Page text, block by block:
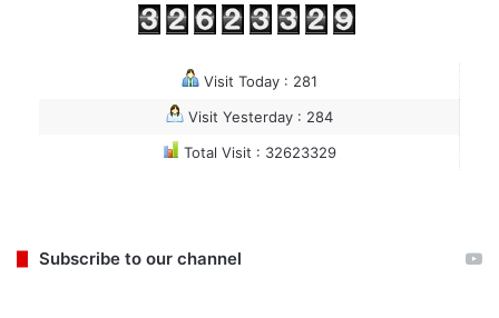
Visit Today : 281
Visit Yesterday : 284
Total Visit : 32623329
Subscribe to our channel